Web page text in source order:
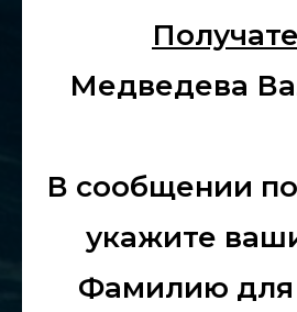
Медведева
В сообщении
укажите
Фамилию для